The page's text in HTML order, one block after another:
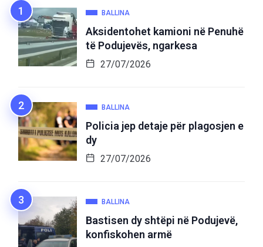
BALLINA
Aksidentohet kamioni në Penuhë
të Podujevës, ngarkesa
27/07/2026
BALLINA
Policia jep detaje për plagosjen e
dy
27/07/2026
BALLINA
Bastisen dy shtëpi në Podujevë,
konfiskohen armë